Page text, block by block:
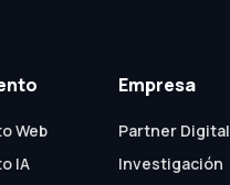
Web
IA
Empresa
Partner Digital
Investigación